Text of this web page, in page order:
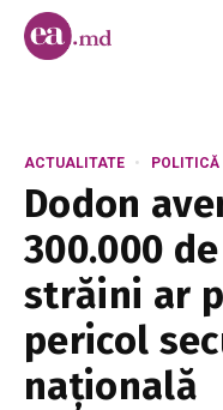
ACTUALITATE POLITICĂ
Dodon
300.000
străini ar
pericol
națională